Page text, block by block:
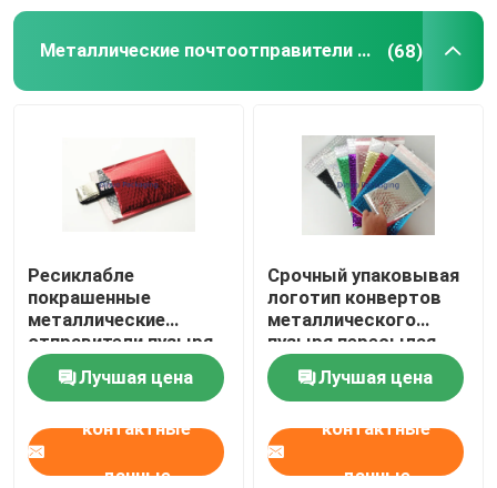
Металлические почтоотправители пузыря (68)
Ресиклабле
покрашенные
металлические
отправители пузыря,
доставка пузыря
кладут влагостойкое
в мешки
Лучшая цена
контактные
данные
Срочный упаковывая
логотип конвертов
металлического
пузыря пересылая
водостойкий
изготовленный на
заказ
Лучшая цена
контактные
данные